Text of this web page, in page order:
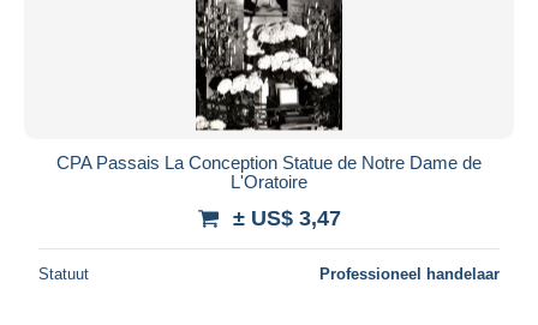
CPA Passais La Conception Statue de Notre Dame de
L'Oratoire
± US$ 3,47
Statuut Professioneel handelaar